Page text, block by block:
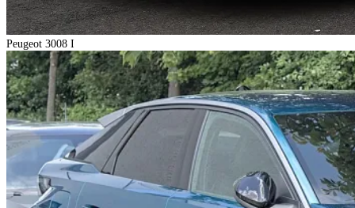
Peugeot 3008 I